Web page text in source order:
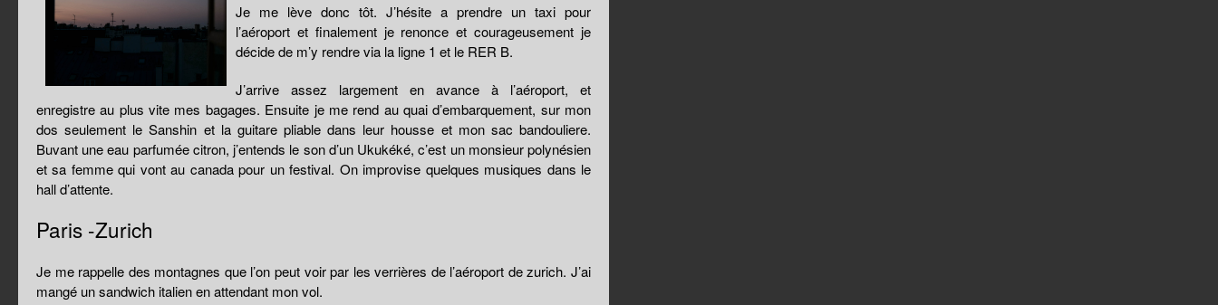
Je me lève donc tôt. J’hésite a prendre un taxi pour
l’aéroport et finalement je renonce et courageusement je
décide de m’y rendre via la ligne 1 et le RER B.
J’arrive assez largement en avance à l’aéroport, et
enregistre au plus vite mes bagages. Ensuite je me rend au quai d’embarquement, sur mon
dos seulement le Sanshin et la guitare pliable dans leur housse et mon sac bandouliere.
Buvant une eau parfumée citron, j’entends le son d’un Ukukéké, c’est un monsieur polynésien
et sa femme qui vont au canada pour un festival. On improvise quelques musiques dans le
hall d’attente.
Paris -Zurich
Je me rappelle des montagnes que l’on peut voir par les verrières de l’aéroport de zurich. J’ai
mangé un sandwich italien en attendant mon vol.